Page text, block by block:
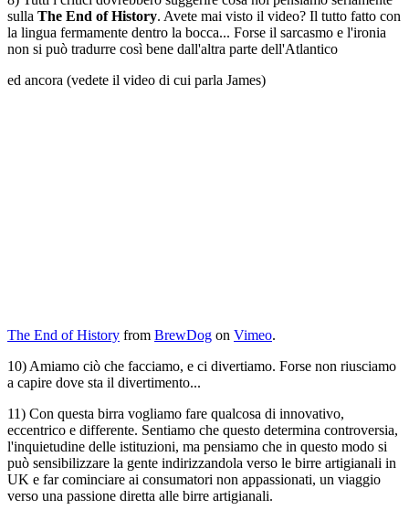
sulla The End of History. Avete mai visto il video? Il tutto fatto con
la lingua fermamente dentro la bocca... Forse il sarcasmo e l'ironia
non si può tradurre così bene dall'altra parte dell'Atlantico
ed ancora (vedete il video di cui parla James)
The End of History from BrewDog on Vimeo.
10) Amiamo ciò che facciamo, e ci divertiamo. Forse non riusciamo
a capire dove sta il divertimento...
11) Con questa birra vogliamo fare qualcosa di innovativo,
eccentrico e differente. Sentiamo che questo determina controversia,
l'inquietudine delle istituzioni, ma pensiamo che in questo modo si
può sensibilizzare la gente indirizzandola verso le birre artigianali in
UK e far cominciare ai consumatori non appassionati, un viaggio
verso una passione diretta alle birre artigianali.